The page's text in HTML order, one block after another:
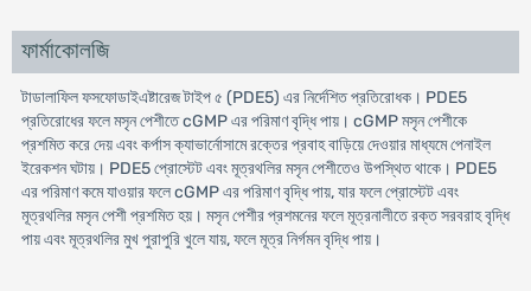
ফার্মাকোলজি
টাডালাফিল ফসফোডাইএষ্টারেজ টাইপ ৫ (PDE5) এর নির্দেশিত প্রতিরোধক। PDE5
প্রতিরোধের ফলে মসৃন পেশীতে cGMP এর পরিমাণ বৃদ্ধি পায়। cGMP মসৃন পেশীকে
প্রশমিত করে দেয় এবং কর্পাস ক্যাভার্নোসামে রক্তের প্রবাহ বাড়িয়ে দেওয়ার মাধ্যমে পেনাইল
ইরেকশন ঘটায়। PDE5 প্রোস্টেট এবং মূত্রথলির মসৃন পেশীতেও উপস্থিত থাকে। PDE5
এর পরিমাণ কমে যাওয়ার ফলে cGMP এর পরিমাণ বৃদ্ধি পায়, যার ফলে প্রোস্টেট এবং
মূত্রথলির মসৃন পেশী প্রশমিত হয়। মসৃন পেশীর প্রশমনের ফলে মূত্রনালীতে রক্ত সরবরাহ বৃদ্ধি
পায় এবং মূত্রথলির মুখ পুরাপুরি খুলে যায়, ফলে মূত্র নির্গমন বৃদ্ধি পায়।